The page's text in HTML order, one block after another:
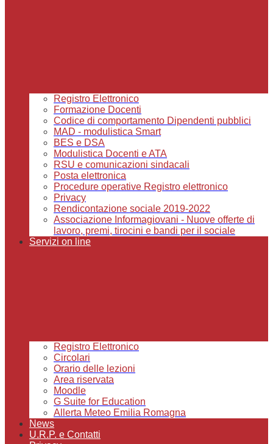
Registro Elettronico
Formazione Docenti
Codice di comportamento Dipendenti pubblici
MAD - modulistica Smart
BES e DSA
Modulistica Docenti e ATA
RSU e comunicazioni sindacali
Posta elettronica
Procedure operative Registro elettronico
Privacy
Rendicontazione sociale 2019-2022
Associazione Informagiovani - Nuove offerte di
lavoro, premi, tirocini e bandi per il sociale
Servizi on line
Registro Elettronico
Circolari
Orario delle lezioni
Area riservata
Moodle
G Suite for Education
Allerta Meteo Emilia Romagna
News
U.R.P. e Contatti